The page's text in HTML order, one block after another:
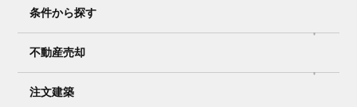
条件から探す
不動産売却
注文建築